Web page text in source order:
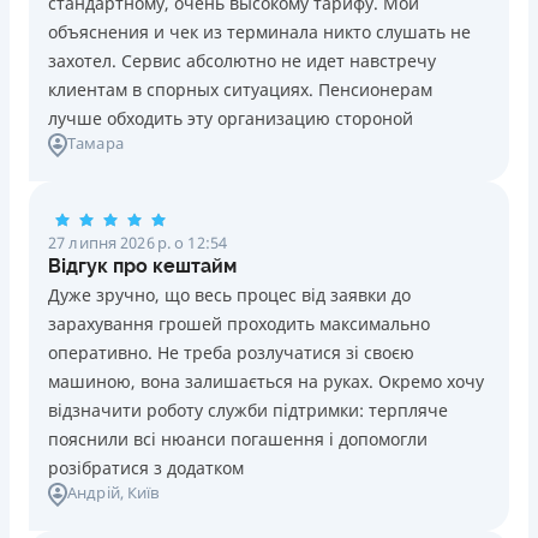
Ліцензія НБУ №10
Вся інформація про кредит
Знижена процентна ставка 0,01% в день для нових
клієнтів на період від 3 до 30 днів (після цього діє
стандартна ставка 1%)
Запитуються лише дані паспорта, ІПН, номер
банківської картки й телефону
Оформляються кредити онлайн 24/7. Розглядаються
кредитною історією
Переказуються гроші на банківську картку відразу
після підписання електронного договору про надання
кредиту
Даруються знижки до -99% постійним клієнтам на
майбутні кредити згідно з програмою лояльності
Програма лояльності для постійних клієнтів
Цілодобова підтримка в Viber, Telegram, Facebook
Недоліки
Нема кредиту для юросіб (ФОП)
объяснения и чек из терминала никто слушать не
захотел. Сервис абсолютно не идет навстречу
клиентам в спорных ситуациях. Пенсионерам
лучше обходить эту организацию стороной
Тамара
27 липня 2026 р. о 12:54
Відгук про кештайм
Дуже зручно, що весь процес від заявки до
зарахування грошей проходить максимально
оперативно. Не треба розлучатися зі своєю
машиною, вона залишається на руках. Окремо хочу
відзначити роботу служби підтримки: терпляче
пояснили всі нюанси погашення і допомогли
розібратися з додатком
Андрій, Київ